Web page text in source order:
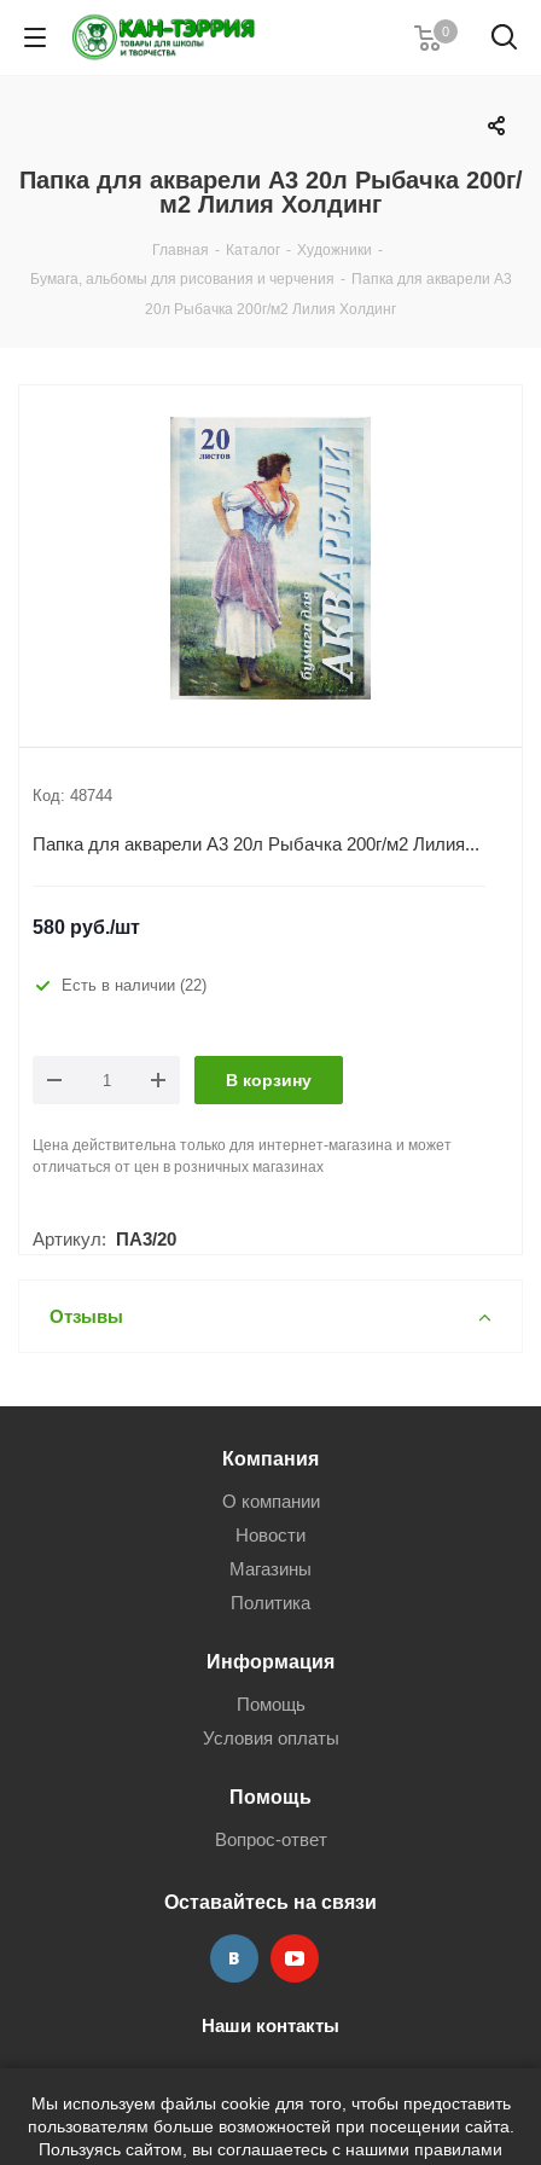
0
Папка для акварели А3 20л Рыбачка 200г/
м2 Лилия Холдинг
Главная - Каталог - Художники -
Бумага, альбомы для рисования и черчения - Папка для акварели А3
20л Рыбачка 200г/м2 Лилия Холдинг
Код: 48744
Папка для акварели А3 20л Рыбачка 200г/м2 Лилия...
580 руб./шт
Есть в наличии (22)
В корзину
Цена действительна только для интернет-магазина и может
отличаться от цен в розничных магазинах
Артикул: ПА3/20
Отзывы
Мы используем файлы cookie для того, чтобы предоставить
пользователям больше возможностей при посещении сайта.
Пользуясь сайтом, вы соглашаетесь с нашими правилами
Компания
О компании
Новости
Магазины
Политика
Информация
Помощь
Условия оплаты
Помощь
Вопрос-ответ
Оставайтесь на связи
Наши контакты